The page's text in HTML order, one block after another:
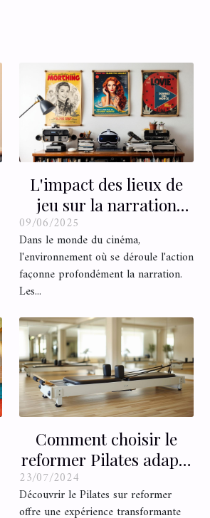
L'impact des lieux de
jeu sur la narration
cinématographique
09/06/2025
Dans le monde du cinéma,
l'environnement où se déroule l'action
façonne profondément la narration.
Les...
Comment choisir le
reformer Pilates adapté
à vos besoins ?
23/07/2024
Découvrir le Pilates sur reformer
offre une expérience transformante